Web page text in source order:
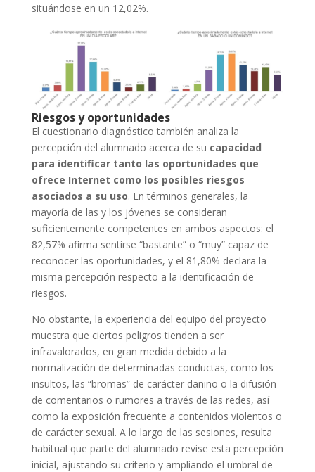
situándose en un 12,02%.
Riesgos y oportunidades
El cuestionario diagnóstico también analiza la
percepción del alumnado acerca de su capacidad
para identificar tanto las oportunidades que
ofrece Internet como los posibles riesgos
asociados a su uso. En términos generales, la
mayoría de las y los jóvenes se consideran
suficientemente competentes en ambos aspectos: el
82,57% afirma sentirse “bastante” o “muy” capaz de
reconocer las oportunidades, y el 81,80% declara la
misma percepción respecto a la identificación de
riesgos.
No obstante, la experiencia del equipo del proyecto
muestra que ciertos peligros tienden a ser
infravalorados, en gran medida debido a la
normalización de determinadas conductas, como los
insultos, las “bromas” de carácter dañino o la difusión
de comentarios o rumores a través de las redes, así
como la exposición frecuente a contenidos violentos o
de carácter sexual. A lo largo de las sesiones, resulta
habitual que parte del alumnado revise esta percepción
inicial, ajustando su criterio y ampliando el umbral de